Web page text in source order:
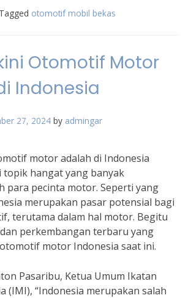
Tagged otomotif mobil bekas
Otomotif Motor
Indonesia
27, 2024 by admingar
motor adalah di Indonesia
topik hangat yang banyak
para pecinta motor. Seperti yang
merupakan pasar potensial bagi
terutama dalam hal motor. Begitu
perkembangan terbaru yang
motor Indonesia saat ini.
Pasaribu, Ketua Umum Ikatan
(IMI), “Indonesia merupakan salah